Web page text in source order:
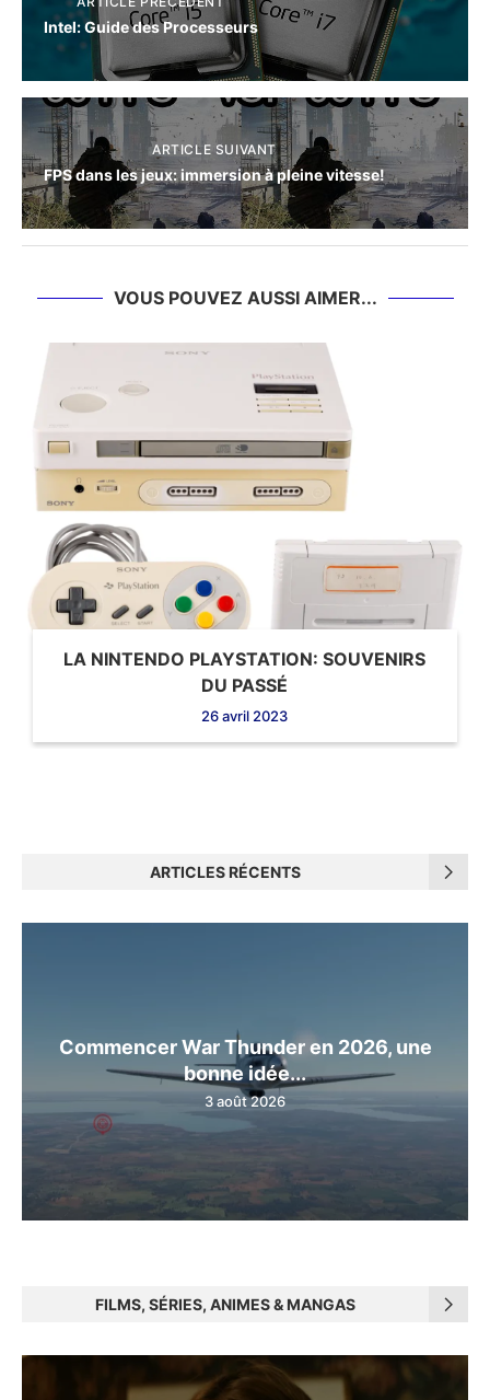
Intel: Guide des Processeurs
ARTICLE SUIVANT
FPS dans les jeux: immersion à pleine vitesse!
VOUS POUVEZ AUSSI AIMER...
LA NINTENDO PLAYSTATION: SOUVENIRS
DU PASSÉ
26 avril 2023
ARTICLES RÉCENTS
Commencer War Thunder en 2026, une
bonne idée...
3 août 2026
FILMS, SÉRIES, ANIMES & MANGAS